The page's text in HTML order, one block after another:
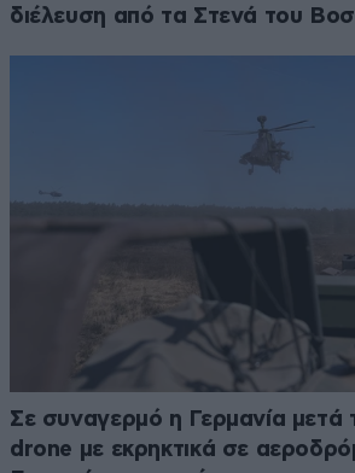
διέλευση από τα Στενά του
Σε συναγερμό η Γερμανία μετά
drone με εκρηκτικά σε